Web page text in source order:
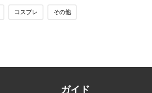
コスプレ その他
ガイド